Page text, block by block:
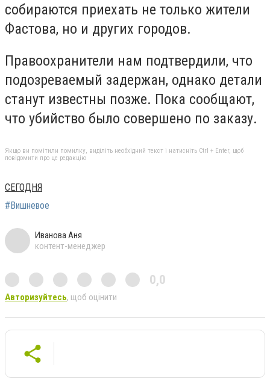
собираются приехать не только жители
Фастова, но и других городов.
Правоохранители нам подтвердили, что
подозреваемый задержан, однако детали
станут известны позже. Пока сообщают,
что убийство было совершено по заказу.
Якщо ви помітили помилку, виділіть необхідний текст і натисніть Ctrl + Enter, щоб
повідомити про це редакцію
СЕГОДНЯ
#Вишневое
Иванова Аня
контент-менеджер
0,0
Авторизуйтесь, щоб оцінити